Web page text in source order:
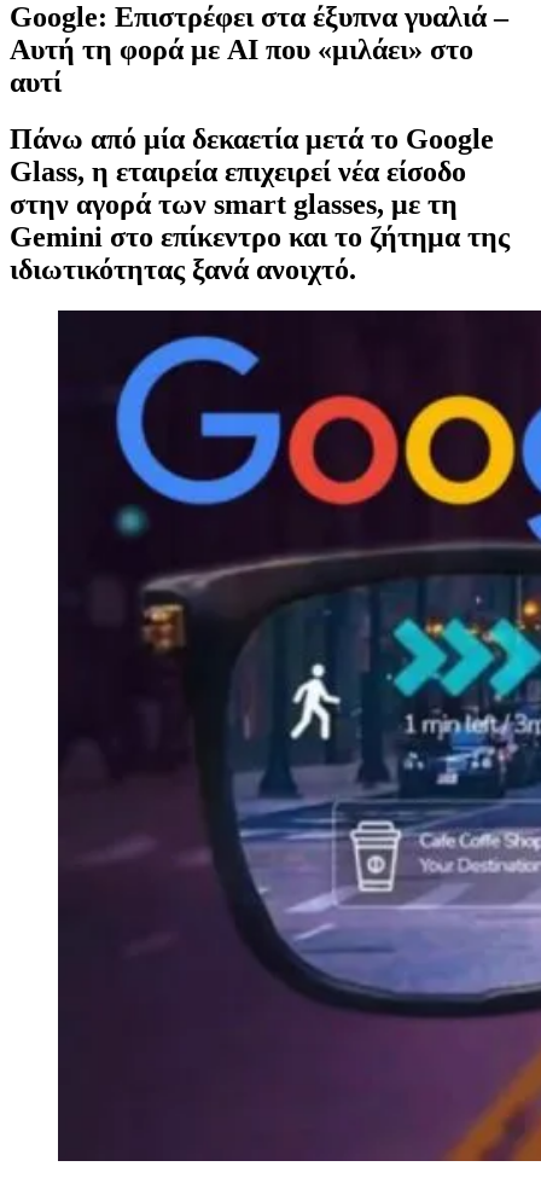
Google: Επιστρέφει στα έξυπνα γυαλιά –
Αυτή τη φορά με AI που «μιλάει» στο
αυτί
Πάνω από μία δεκαετία μετά το Google
Glass, η εταιρεία επιχειρεί νέα είσοδο
στην αγορά των smart glasses, με τη
Gemini στο επίκεντρο και το ζήτημα της
ιδιωτικότητας ξανά ανοιχτό.